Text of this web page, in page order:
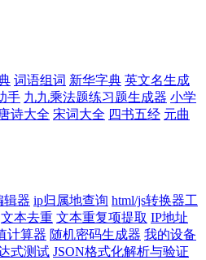
词语组词 新华字典 英文名生成
手 九九乘法题练习题生成器 小学
唐诗大全 宋词大全 四书五经 元曲
辑器 ip归属地查询 html/js转换器工
文本去重 文本重复项提取 IP地址
计算器 随机密码生成器 我的设备
式测试 JSON格式化解析与验证